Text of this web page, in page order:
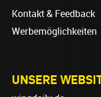
Kontakt & Feedback
Werbemöglichkeiten
UNSERE